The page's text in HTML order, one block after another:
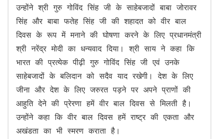
उन्होंने श्री गुरु गोविंद सिंह जी के साहेबजादों बाबा जोरावर
सिंह और बाबा फतेह सिंह जी की शहादत को वीर बाल
दिवस के रूप में मनाने की घोषणा करने के लिए प्रधानमंत्री
श्री नरेंद्र मोदी का धन्यवाद दिया। श्री साय ने कहा कि
भारत की प्रत्येक पीढ़ी गुरु गोविंद सिंह जी एवं उनके
साहेबजादों के बलिदान को सदैव याद रखेगी। देश के लिए
जीना और देश के लिए जरुरत पड़ने पर अपने प्राणों की
आहुति देने की प्रेरणा हमें वीर बाल दिवस से मिलती है।
उन्होंने कहा कि वीर बाल दिवस हमें राष्ट्र की एकता और
अखंडता का भी स्मरण कराता है।